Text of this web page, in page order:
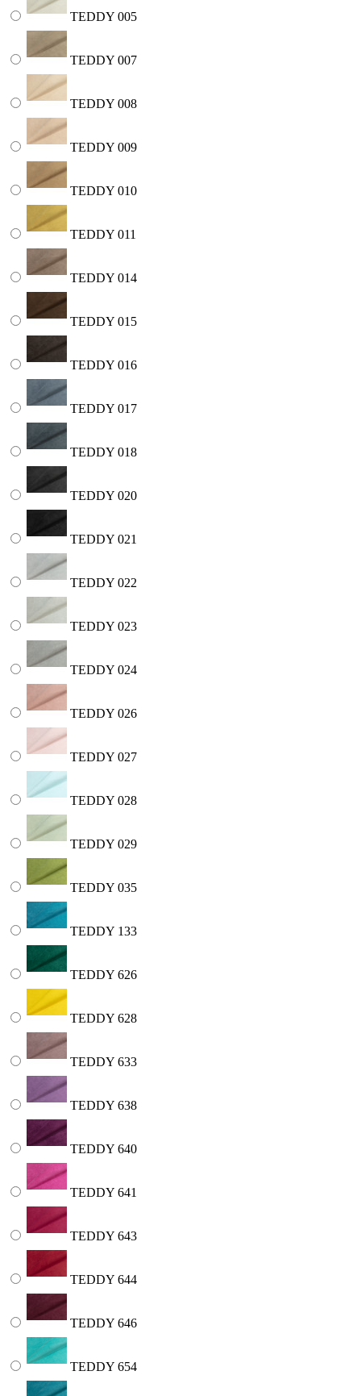
TEDDY 005
TEDDY 007
TEDDY 008
TEDDY 009
TEDDY 010
TEDDY 011
TEDDY 014
TEDDY 015
TEDDY 016
TEDDY 017
TEDDY 018
TEDDY 020
TEDDY 021
TEDDY 022
TEDDY 023
TEDDY 024
TEDDY 026
TEDDY 027
TEDDY 028
TEDDY 029
TEDDY 035
TEDDY 133
TEDDY 626
TEDDY 628
TEDDY 633
TEDDY 638
TEDDY 640
TEDDY 641
TEDDY 643
TEDDY 644
TEDDY 646
TEDDY 654